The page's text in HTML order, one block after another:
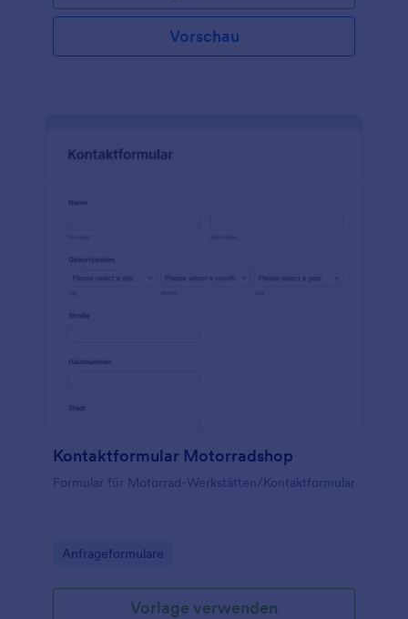
Vorschau
Kontaktformular Motorradshop
Formular für Motorrad-Werkstätten/Kontaktformular
Go to Category:
Anfrageformulare
Vorlage verwenden